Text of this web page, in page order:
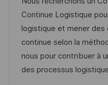
l
i
s
a
t
é
r
e
n
c
Continue Logistique
logistique et mener des
continue selon la
nous pour contribuer à
des processus